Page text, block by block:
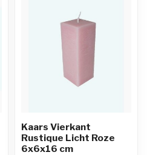
Kaars Vierkant
Rustique Licht Roze
6x6x16 cm